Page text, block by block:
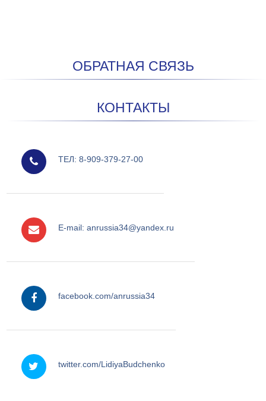
ОБРАТНАЯ СВЯЗЬ
КОНТАКТЫ
ТЕЛ: 8-909-379-27-00
E-mail: anrussia34@yandex.ru
facebook.com/anrussia34
twitter.com/LidiyaBudchenko